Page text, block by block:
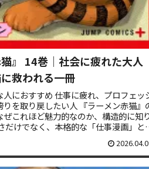
猫』 14巻｜社会に疲れた大人
救われる一冊
人におすすめ 仕事に疲れ、プロフェッ
りを取り戻したい人 『ラーメン赤猫』
ぜこれほど魅力的なのか、構造的に知
だけでなく、本格的な「仕事漫画」と